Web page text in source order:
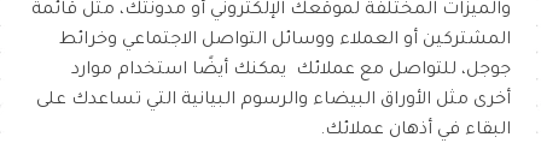
والميزات المختلفة لموقعك الإلكتروني أو مدونتك، مثل قائمة
المشتركين أو العملاء ووسائل التواصل الاجتماعي وخرائط
جوجل، للتواصل مع عملائك يمكنك أيضًا استخدام موارد
أخرى مثل الأوراق البيضاء والرسوم البيانية التي تساعدك على
البقاء في أذهان عملائك.